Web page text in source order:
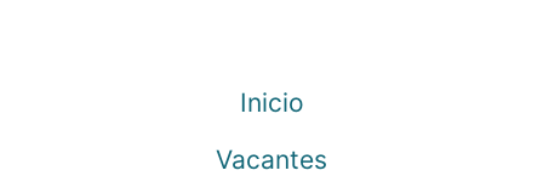
Inicio
Vacantes